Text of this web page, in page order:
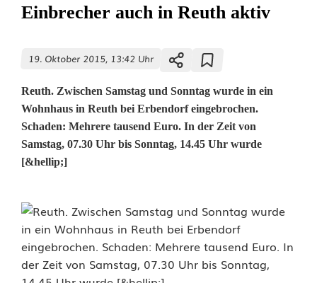
Einbrecher auch in Reuth aktiv
19. Oktober 2015, 13:42 Uhr
Reuth. Zwischen Samstag und Sonntag wurde in ein
Wohnhaus in Reuth bei Erbendorf eingebrochen.
Schaden: Mehrere tausend Euro. In der Zeit von
Samstag, 07.30 Uhr bis Sonntag, 14.45 Uhr wurde
[&hellip;]